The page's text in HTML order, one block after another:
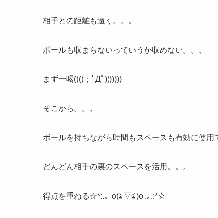
相手との距離も遠く。。。
ボールも収まらないっていうか収めない。。。
まず一喝((((；ﾟДﾟ)))))))
そこから。。。
ボールを持ちながら時間もスペースも有効に使用
どんどん相手の裏のスペースを活用。。。
得点を重ねる☆*:.｡. o(≧▽≦)o .｡.:*☆